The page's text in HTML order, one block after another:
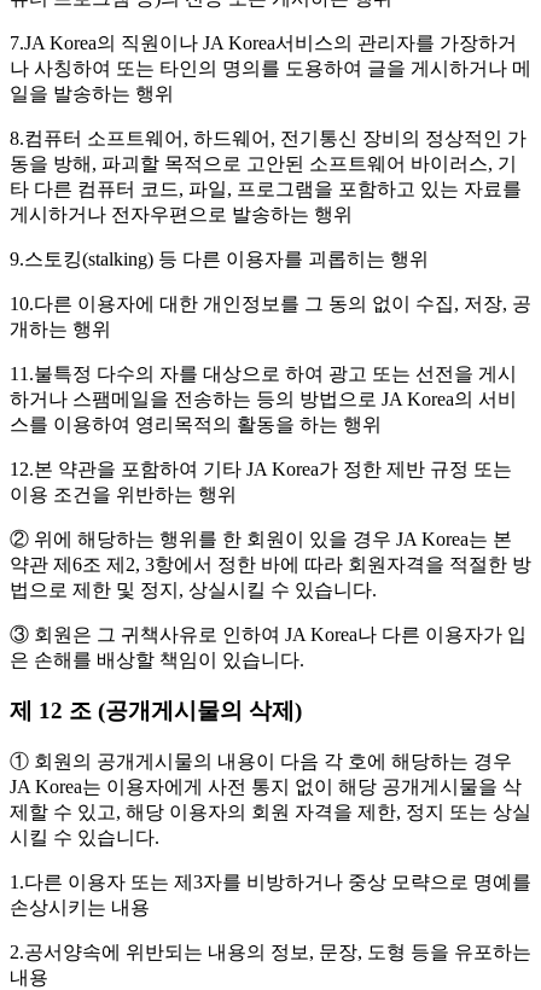
7.JA Korea의 직원이나 JA Korea서비스의 관리자를 가장하거
나 사칭하여 또는 타인의 명의를 도용하여 글을 게시하거나 메
일을 발송하는 행위
8.컴퓨터 소프트웨어, 하드웨어, 전기통신 장비의 정상적인 가
동을 방해, 파괴할 목적으로 고안된 소프트웨어 바이러스, 기
타 다른 컴퓨터 코드, 파일, 프로그램을 포함하고 있는 자료를
게시하거나 전자우편으로 발송하는 행위
9.스토킹(stalking) 등 다른 이용자를 괴롭히는 행위
10.다른 이용자에 대한 개인정보를 그 동의 없이 수집, 저장, 공
개하는 행위
11.불특정 다수의 자를 대상으로 하여 광고 또는 선전을 게시
하거나 스팸메일을 전송하는 등의 방법으로 JA Korea의 서비
스를 이용하여 영리목적의 활동을 하는 행위
12.본 약관을 포함하여 기타 JA Korea가 정한 제반 규정 또는
이용 조건을 위반하는 행위
② 위에 해당하는 행위를 한 회원이 있을 경우 JA Korea는 본
약관 제6조 제2, 3항에서 정한 바에 따라 회원자격을 적절한 방
법으로 제한 및 정지, 상실시킬 수 있습니다.
③ 회원은 그 귀책사유로 인하여 JA Korea나 다른 이용자가 입
은 손해를 배상할 책임이 있습니다.
제 12 조 (공개게시물의 삭제)
① 회원의 공개게시물의 내용이 다음 각 호에 해당하는 경우
JA Korea는 이용자에게 사전 통지 없이 해당 공개게시물을 삭
제할 수 있고, 해당 이용자의 회원 자격을 제한, 정지 또는 상실
시킬 수 있습니다.
1.다른 이용자 또는 제3자를 비방하거나 중상 모략으로 명예를
손상시키는 내용
2.공서양속에 위반되는 내용의 정보, 문장, 도형 등을 유포하는
내용